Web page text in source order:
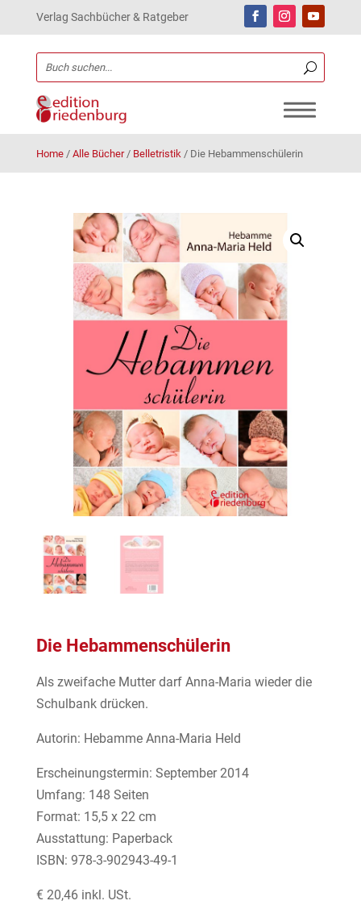
Verlag Sachbücher & Ratgeber
Home/ Alle Bücher/ Belletristik / Die Hebammenschülerin
Die Hebammenschülerin
Als zweifache Mutter darf Anna-Maria wieder die
Schulbank drücken.
Autorin: Hebamme Anna-Maria Held
Erscheinungstermin: September 2014
Umfang: 148 Seiten
Format: 15,5 x 22 cm
Ausstattung: Paperback
ISBN: 978-3-902943-49-1
€ 20,46 inkl. USt.